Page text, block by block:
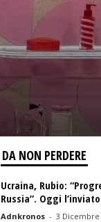
DA NON PERDERE
Ucraina, Rubio:
Russia”. Oggi
Adnkronos - 3 Dicembre